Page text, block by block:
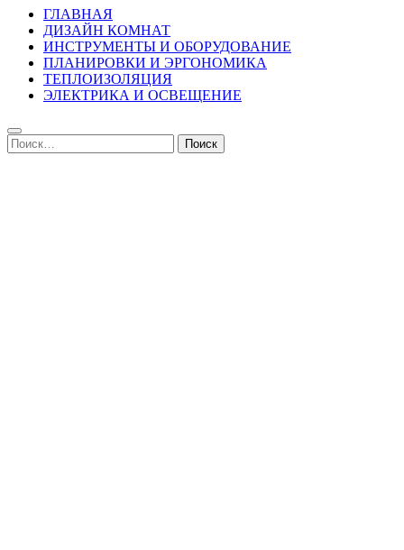
ГЛАВНАЯ
ДИЗАЙН КОМНАТ
ИНСТРУМЕНТЫ И ОБОРУДОВАНИЕ
ПЛАНИРОВКИ И ЭРГОНОМИКА
ТЕПЛОИЗОЛЯЦИЯ
ЭЛЕКТРИКА И ОСВЕЩЕНИЕ
Найти: